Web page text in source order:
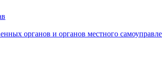
органов и органов местного